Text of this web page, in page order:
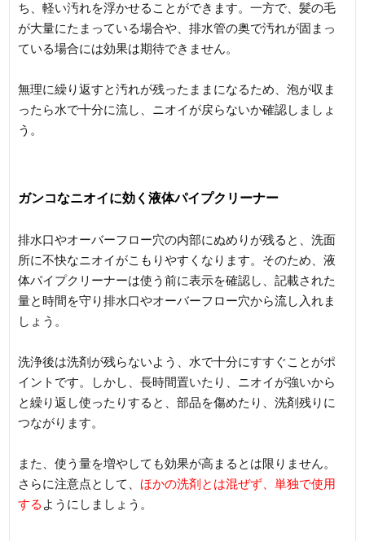
ち、軽い汚れを浮かせることができます。一方で、髪の毛
が大量にたまっている場合や、排水管の奥で汚れが固まっ
ている場合には効果は期待できません。
無理に繰り返すと汚れが残ったままになるため、泡が収ま
ったら水で十分に流し、ニオイが戻らないか確認しましょ
う。
ガンコなニオイに効く液体パイプクリーナー
排水口やオーバーフロー穴の内部にぬめりが残ると、洗面
所に不快なニオイがこもりやすくなります。そのため、液
体パイプクリーナーは使う前に表示を確認し、記載された
量と時間を守り排水口やオーバーフロー穴から流し入れま
しょう。
洗浄後は洗剤が残らないよう、水で十分にすすぐことがポ
イントです。しかし、長時間置いたり、ニオイが強いから
と繰り返し使ったりすると、部品を傷めたり、洗剤残りに
つながります。
また、使う量を増やしても効果が高まるとは限りません。
さらに注意点として、ほかの洗剤とは混ぜず、単独で使用
する ようにしましょう。